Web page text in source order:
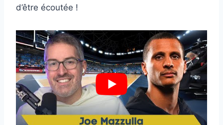
d’être écoutée !